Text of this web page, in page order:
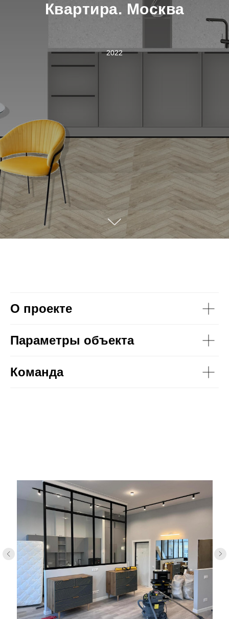
Квартира. Москва
2022
О проекте
Параметры объекта
Команда